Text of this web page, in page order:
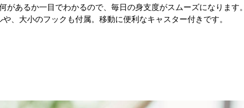
があるか一目でわかるので、毎日の身支度がスムーズになります。
、大小のフックも付属。移動に便利なキャスター付きです。